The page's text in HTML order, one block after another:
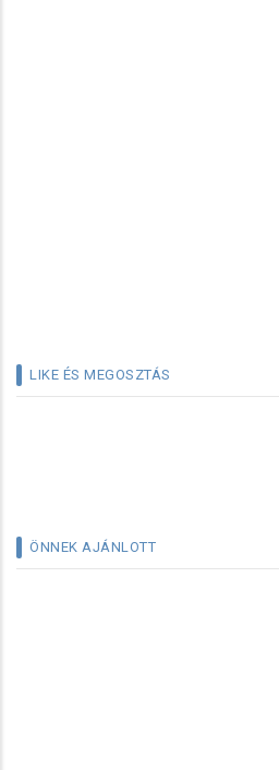
LIKE ÉS MEGOSZTÁS
ÖNNEK AJÁNLOTT